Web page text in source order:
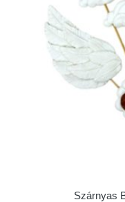
Szárnyas